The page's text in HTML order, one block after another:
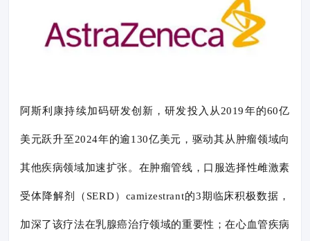
阿斯利康持续加码研发创新，研发投入从2019年的60亿
美元跃升至2024年的逾130亿美元，驱动其从肿瘤领域向
其他疾病领域加速扩张。在肿瘤管线，口服选择性雌激素
受体降解剂（SERD）camizestrant的3期临床积极数据，
加深了该疗法在乳腺癌治疗领域的重要性；在心血管疾病